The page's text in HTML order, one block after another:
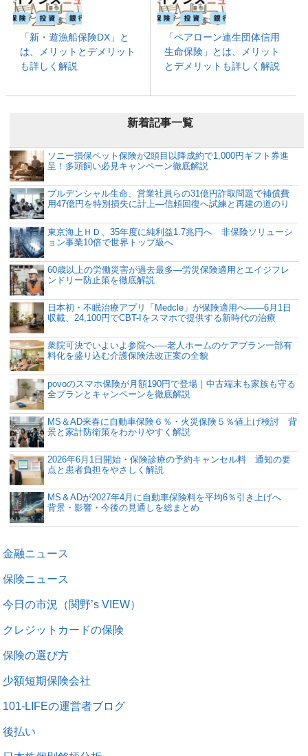
「新・遊漁船保険DX」と
は、メリットとデメリット
も詳しく解説
「ペアローン連生団体信用
生命保険」とは、メリット
とデメリットも詳しく解説
新着記事一覧
ソニー損保ペット保険が2頭目以降成約で1,000円ギフト券進
呈！多頭飼い必見キャンペーン徹底解説
プルデンシャル生命、営業社員らの31億円詐取問題で補償費
用47億円を特別損失に計上―信頼回復へ試練と再建の道のり
東京海上ＨＤ、35年度に純利益1.7兆円へ 非保険ソリューシ
ョン事業10倍で世界トップ級へ
60歳以上の労働災害が過去最多―労災保険適用とエイジフレ
ンドリー防止策を徹底解説
日本初・不眠治療アプリ「Medcle」が保険適用へ――6月1日
収載、24,100円でCBT-Iをスマホで提供する新時代の治療
衆院可決でいよいよ参院へ──老人ホームのケアプラン一部有
料化を盛り込む介護保険法改正案の全貌
povoのスマホ保険が月額190円で登場｜中古端末も家族も守る
全プランとキャンペーンを徹底解説
MS＆AD来春に自動車保険６％・火災保険５％値上げ検討 背
景と家計防衛策をわかりやすく解説
2026年6月1日開始・保険診療の予約キャンセル料 通知の要
点と患者負担をやさしく解説
MS＆ADが2027年4月に自動車保険料を平均6％引き上げへ
背景・影響・今後の見通しを総まとめ
金融ニュース
保険ニュース
今日の市況（関野’s VIEW）
クレジットカードの保険
保険の選び方
少額短期保険会社
101-LIFEの運営者ブログ
後払い